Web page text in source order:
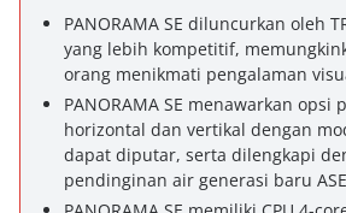
PANORAMA SE diluncurkan oleh
yang lebih kompetitif,
orang menikmati pengalaman
PANORAMA SE menawarkan opsi
horizontal dan vertikal dengan
dapat diputar, serta dilengkapi
pendinginan air generasi baru